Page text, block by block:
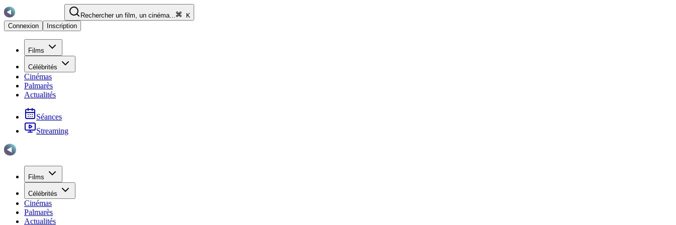
Rechercher un film, un cinéma...
K
Connexion
Inscription
Films
Célébrités
Cinémas
Palmarès
Actualités
Séances
Streaming
Films
Célébrités
Cinémas
Palmarès
Actualités